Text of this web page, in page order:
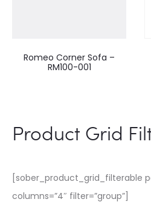
Romeo Corner Sofa –
RM100-001
Product Grid
[sober_product_grid_filterable
columns=”4″ filter=”group”]